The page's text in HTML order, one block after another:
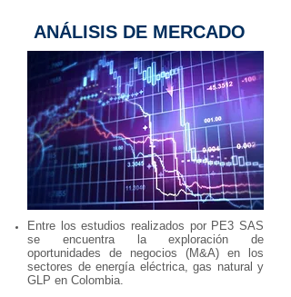
ANÁLISIS DE MERCADO
Entre los estudios realizados por PE3 SAS
se encuentra la exploración de
oportunidades de negocios (M&A) en los
sectores de energía eléctrica, gas natural y
GLP en Colombia.